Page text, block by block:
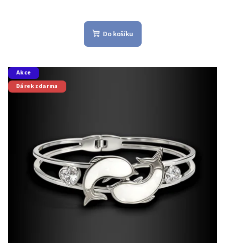
Do košíku
Akce
Dárek zdarma